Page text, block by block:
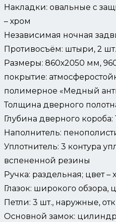
Накладки: овальные с
– хром
Независимая ночная
Противосъём: штыри, 2 шт.
Размеры: 860х2050 мм,
покрытие:
полимерное «Медный
Толщина дверного
Глубина дверного короба:
Наполнитель:
Уплотнитель: 3 контура
вспененной резины
Ручка: раздельная; цвет –
Глазок: широкого обзора,
Петли: 3 шт., наружные,
Основной замок: